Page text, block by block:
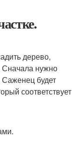
дерево,
Сначала нужно
будет
соответствует